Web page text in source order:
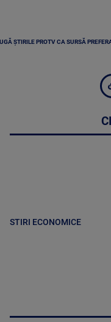
ȘTIRILE PROTV CA SURSĂ
STIRI ECONOMICE